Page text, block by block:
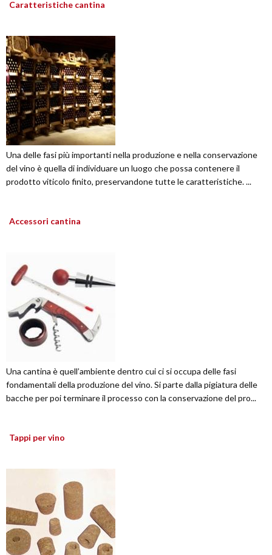
Caratteristiche cantina
Una delle fasi più importanti nella produzione e nella conservazione
del vino è quella di individuare un luogo che possa contenere il
prodotto viticolo finito, preservandone tutte le caratteristiche. ...
Accessori cantina
Una cantina è quell’ambiente dentro cui ci si occupa delle fasi
fondamentali della produzione del vino. Si parte dalla pigiatura delle
bacche per poi terminare il processo con la conservazione del pro...
Tappi per vino